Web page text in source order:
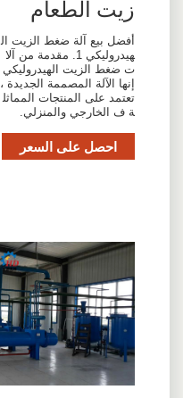
زيت الطعام
أفضل بيع آلة ضغط الزيت ال
هيدروليكي 1. مقدمة من آلا
ت ضغط الزيت الهيدروليكي
إنها الآلة المصممة الجديدة ،
تعتمد على المنتجات المماثل
ة ف الخارجي والمنزلي.
احصل على السعر